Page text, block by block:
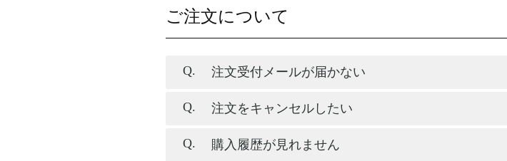
ご注文について
注文受付メールが届かない
注文をキャンセルしたい
購入履歴が見れません